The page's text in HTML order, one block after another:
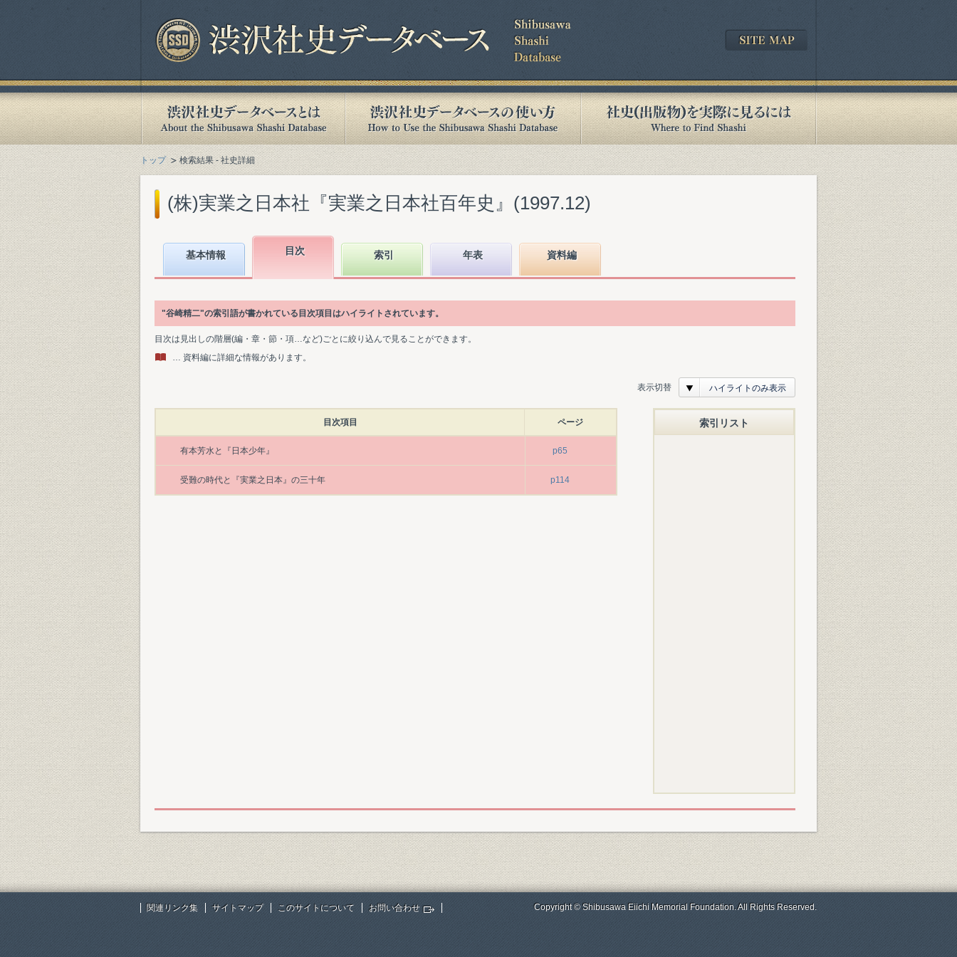
トップ 検索結果 - 社史詳細
(株)実業之日本社『実業之日本社百年史』(1997.12)
基本情報 目次 索引 年表 資料編
"谷崎精二"の索引語が書かれている目次項目はハイライトされています。
目次は見出しの階層(編・章・節・項…など)ごとに絞り込んで見ることができます。
… 資料編に詳細な情報があります。
表示切替 ハイライトのみ表示
目次項目 ページ
有本芳水と『日本少年』 p65
受難の時代と『実業之日本』の三十年 p114
索引リスト
関連リンク集 サイトマップ このサイトについて お問い合わせ Copyright © Shibusawa Eiichi Memorial Foundation. All Rights Reserved.